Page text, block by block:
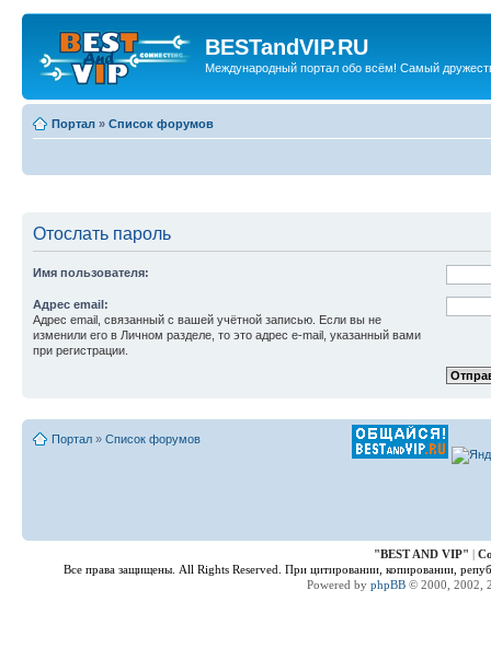
BESTandVIP.RU
Международный портал обо всём! Самый
Портал » Список форумов
Отослать пароль
Имя пользователя:
Адрес email:
Адрес email, связанный с вашей учётной записью. Если вы не
изменили его в Личном разделе, то это адрес e-mail, указанный вами
при регистрации.
Портал » Список форумов
"BEST AND VIP" |
Все права защищены. All Rights Reserved. При цитировании, копировании,
Powered by phpBB © 2000, 2002,